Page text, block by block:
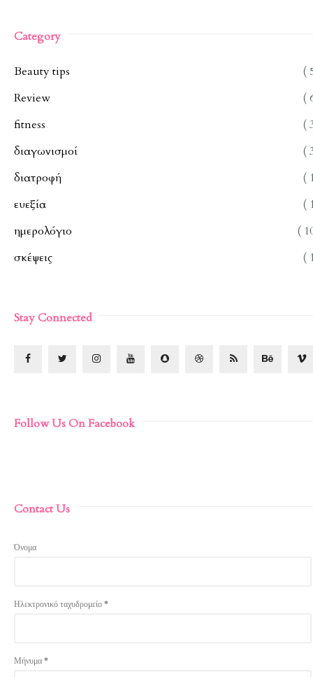
Category
Beauty tips
(
Review
(
fitness
(
διαγωνισμοί
(
διατροφή
(
ευεξία
(
ημερολόγιο
(
σκέψεις
(
Stay Connected
Follow Us On Facebook
Contact Us
Όνομα
Ηλεκτρονικό ταχυδρομείο *
Μήνυμα *